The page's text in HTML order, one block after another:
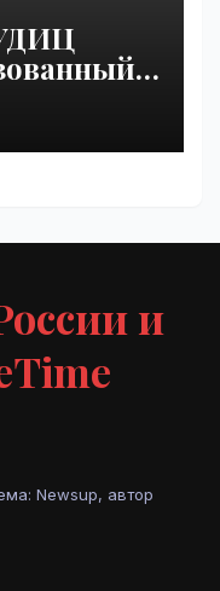
Mind
и
Newsup, автор